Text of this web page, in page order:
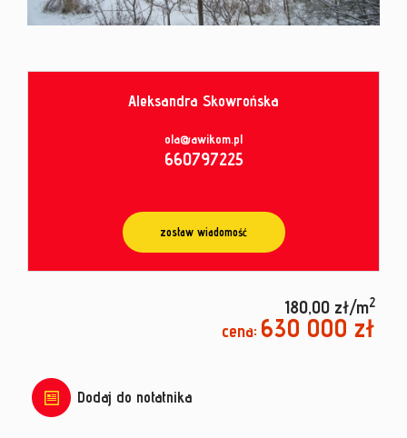
Aleksandra Skowrońska
ola@awikom.pl
660797225
zostaw wiadomość
180,00 zł/m2
cena: 630 000 zł
Dodaj do notatnika